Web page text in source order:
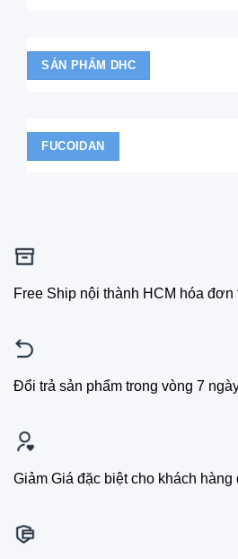
SẢN PHẨM DHC
FUCOIDAN
Free Ship nội thành HCM hóa đơn
Đổi trả sản phẩm trong vòng 7
Giảm Giá đặc biệt cho khách hàng